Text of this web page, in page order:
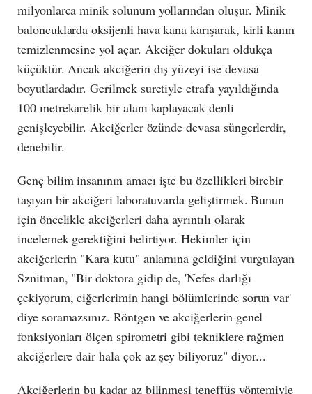
milyonlarca minik solunum yollarından oluşur. Minik
baloncuklarda oksijenli hava kana karışarak, kirli kanın
temizlenmesine yol açar. Akciğer dokuları oldukça
küçüktür. Ancak akciğerin dış yüzeyi ise devasa
boyutlardadır. Gerilmek suretiyle etrafa yayıldığında
100 metrekarelik bir alanı kaplayacak denli
genişleyebilir. Akciğerler özünde devasa süngerlerdir,
denebilir.
Genç bilim insanının amacı işte bu özellikleri birebir
taşıyan bir akciğeri laboratuvarda geliştirmek. Bunun
için öncelikle akciğerleri daha ayrıntılı olarak
incelemek gerektiğini belirtiyor. Hekimler için
akciğerlerin "Kara kutu" anlamına geldiğini vurgulayan
Sznitman, "Bir doktora gidip de, 'Nefes darlığı
çekiyorum, ciğerlerimin hangi bölümlerinde sorun var'
diye soramazsınız. Röntgen ve akciğerlerin genel
fonksiyonları ölçen spirometri gibi tekniklere rağmen
akciğerlere dair hala çok az şey biliyoruz" diyor...
Akciğerlerin bu kadar az bilinmesi teneffüs yöntemiyle